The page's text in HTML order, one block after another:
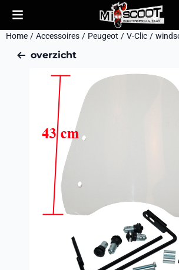
Cookievoorkeuren zijn momenteel gesloten.
Home / Accessoires / Peugeot / V-Clic /
overzicht